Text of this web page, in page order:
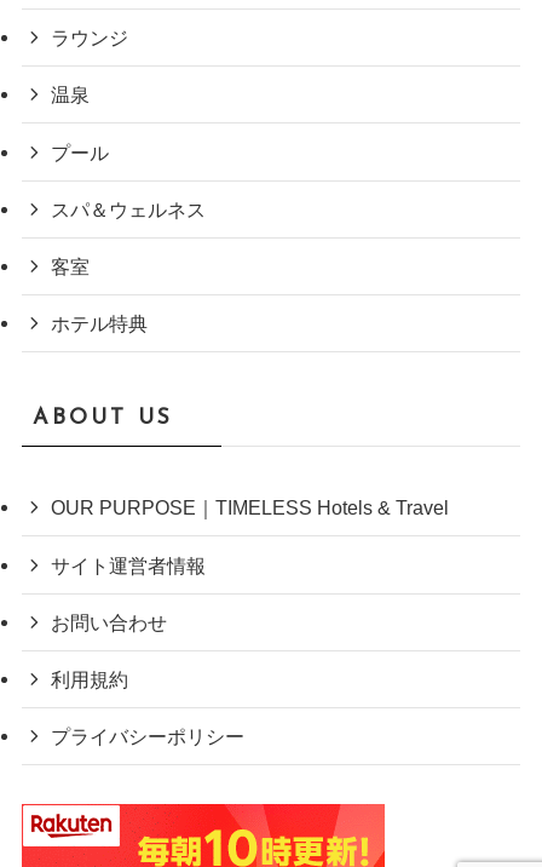
ラウンジ
温泉
プール
スパ＆ウェルネス
客室
ホテル特典
ABOUT US
OUR PURPOSE｜TIMELESS Hotels & Travel
サイト運営者情報
お問い合わせ
利用規約
プライバシーポリシー